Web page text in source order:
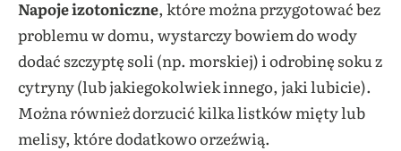
Napoje izotoniczne, które można przygotować bez
problemu w domu, wystarczy bowiem do wody
dodać szczyptę soli (np. morskiej) i odrobinę soku z
cytryny (lub jakiegokolwiek innego, jaki lubicie).
Można również dorzucić kilka listków mięty lub
melisy, które dodatkowo orzeźwią.